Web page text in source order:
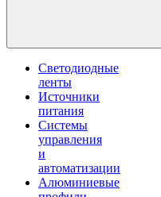
Светодиодные
ленты
Источники
питания
Системы
управления
и
автоматизации
Алюминиевые